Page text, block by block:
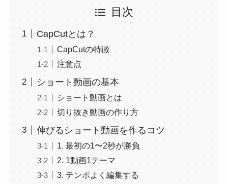
目次
CapCutとは？
CapCutの特徴
注意点
ショート動画の基本
ショート動画とは
切り抜き動画の作り方
伸びるショート動画を作るコツ
1. 最初の1〜2秒が勝負
2. 1動画1テーマ
3. テンポよく編集する